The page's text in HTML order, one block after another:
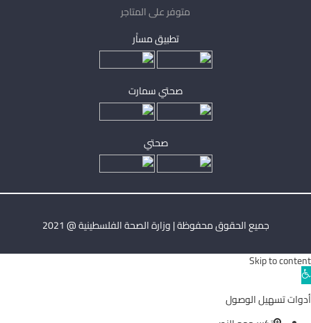
متوفر على المتاجر
تطبيق مساْر
صحتي سمارت
صحتي
جميع الحقوق محفوظة | وزارة الصحة الفلسطينية @ 2021
Skip to content
Open
toolbar
أدوات تسهيل الوصول